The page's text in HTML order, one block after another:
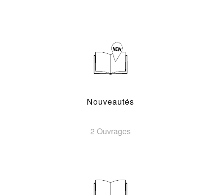
Nouveautés
2 Ouvrages